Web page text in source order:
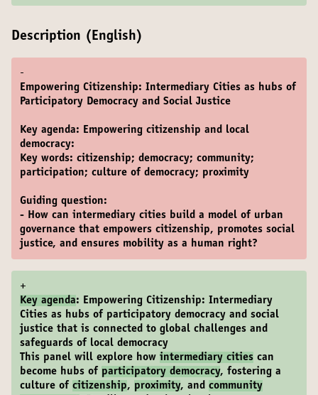
Description (English)
-
Empowering Citizenship: Intermediary Cities as hubs of
Participatory Democracy and Social Justice
Key agenda: Empowering citizenship and local
democracy:
Key words: citizenship; democracy; community;
participation; culture of democracy; proximity
Guiding question:
- How can intermediary cities build a model of urban
governance that empowers citizenship, promotes social
justice, and ensures mobility as a human right?
+
Key agenda: Empowering Citizenship: Intermediary
Cities as hubs of participatory democracy and social
justice that is connected to global challenges and
safeguards of local democracy
This panel will explore how intermediary cities can
become hubs of participatory democracy, fostering a
culture of citizenship, proximity, and community